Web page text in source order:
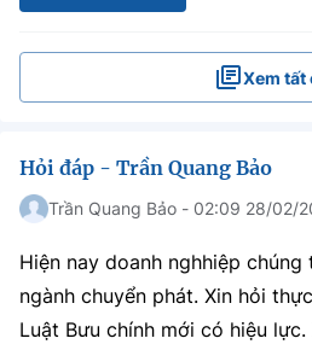
Xem tất
Hỏi đáp - Trần Quang Bảo
Trần Quang Bảo - 02:09 28/02/
Hiện nay doanh nghhiệp
ngành chuyển phát. Xin hỏi
Luật Bưu chính mới có hiệu